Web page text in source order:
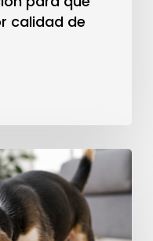
calidad de